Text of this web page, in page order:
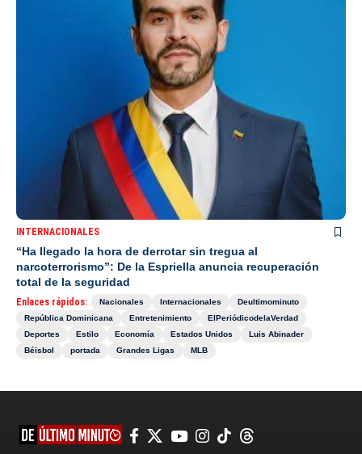
INTERNACIONALES
“Ha llegado la hora de derrotar sin tregua al
narcoterrorismo”: De la Espriella anuncia recuperación
total de la seguridad
Enlaces rápidos: Nacionales Internacionales
Deultimominuto
República Dominicana
Entretenimiento
ElPeriódicodelaVerdad
Deportes
Estilo Economía Estados Unidos
Luis Abinader
Béisbol
portada Grandes Ligas MLB